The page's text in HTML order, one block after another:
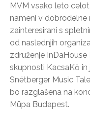
MVM vsako leto
nameni v dobrodelne
zainteresirani s
od naslednjih
združenje
skupnosti KacsaKő
Snétberger Music
bo razglašena na
Müpa Budapest.